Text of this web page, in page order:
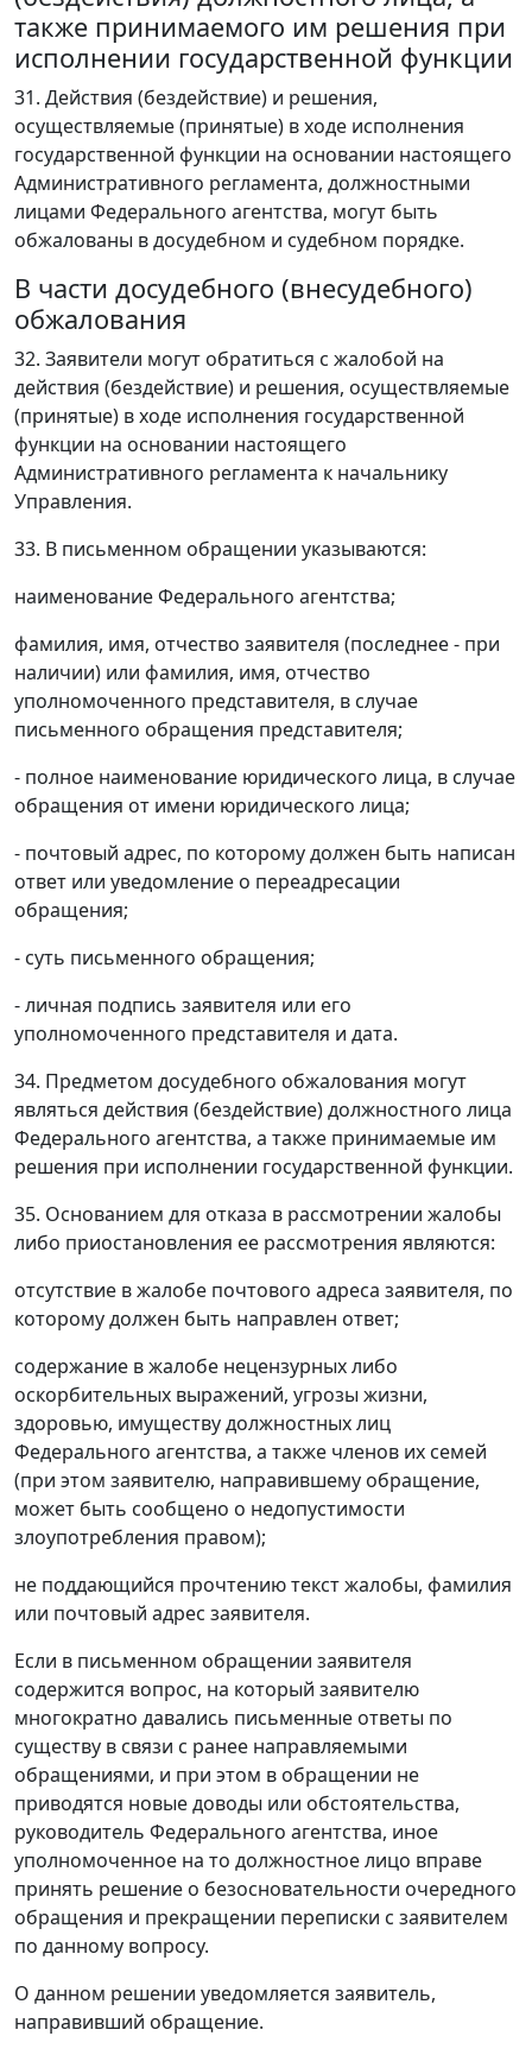
также принимаемого им решения при
исполнении государственной функции
31. Действия (бездействие) и решения,
осуществляемые (принятые) в ходе исполнения
государственной функции на основании настоящего
Административного регламента, должностными
лицами Федерального агентства, могут быть
обжалованы в досудебном и судебном порядке.
В части досудебного (внесудебного)
обжалования
32. Заявители могут обратиться с жалобой на
действия (бездействие) и решения, осуществляемые
(принятые) в ходе исполнения государственной
функции на основании настоящего
Административного регламента к начальнику
Управления.
33. В письменном обращении указываются:
наименование Федерального агентства;
фамилия, имя, отчество заявителя (последнее - при
наличии) или фамилия, имя, отчество
уполномоченного представителя, в случае
письменного обращения представителя;
- полное наименование юридического лица, в случае
обращения от имени юридического лица;
- почтовый адрес, по которому должен быть написан
ответ или уведомление о переадресации
обращения;
- суть письменного обращения;
- личная подпись заявителя или его
уполномоченного представителя и дата.
34. Предметом досудебного обжалования могут
являться действия (бездействие) должностного лица
Федерального агентства, а также принимаемые им
решения при исполнении государственной функции.
35. Основанием для отказа в рассмотрении жалобы
либо приостановления ее рассмотрения являются:
отсутствие в жалобе почтового адреса заявителя, по
которому должен быть направлен ответ;
содержание в жалобе нецензурных либо
оскорбительных выражений, угрозы жизни,
здоровью, имуществу должностных лиц
Федерального агентства, а также членов их семей
(при этом заявителю, направившему обращение,
может быть сообщено о недопустимости
злоупотребления правом);
не поддающийся прочтению текст жалобы, фамилия
или почтовый адрес заявителя.
Если в письменном обращении заявителя
содержится вопрос, на который заявителю
многократно давались письменные ответы по
существу в связи с ранее направляемыми
обращениями, и при этом в обращении не
приводятся новые доводы или обстоятельства,
руководитель Федерального агентства, иное
уполномоченное на то должностное лицо вправе
принять решение о безосновательности очередного
обращения и прекращении переписки с заявителем
по данному вопросу.
О данном решении уведомляется заявитель,
направивший обращение.